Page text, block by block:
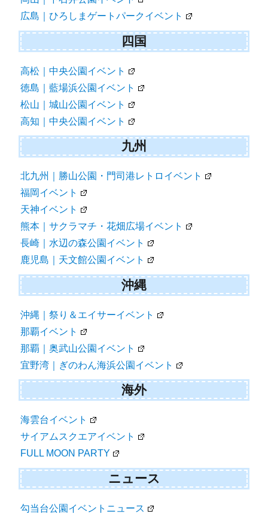
広島｜ひろしまゲートパークイベント
四国
高松｜中央公園イベント
徳島｜藍場浜公園イベント
松山｜城山公園イベント
高知｜中央公園イベント
九州
北九州｜勝山公園・門司港レトロイベント
福岡イベント
天神イベント
熊本｜サクラマチ・花畑広場イベント
長崎｜水辺の森公園イベント
鹿児島｜天文館公園イベント
沖縄
沖縄｜祭り＆エイサーイベント
那覇イベント
那覇｜奥武山公園イベント
宜野湾｜ぎのわん海浜公園イベント
海外
海雲台イベント
サイアムスクエアイベント
FULL MOON PARTY
ニュース
勾当台公園イベントニュース